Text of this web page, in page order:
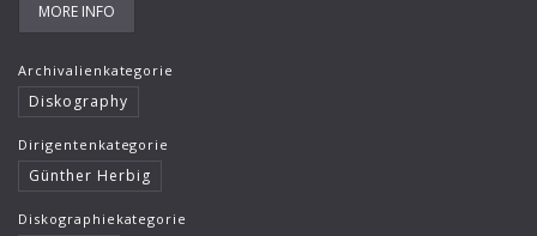
MORE INFO
Archivalienkategorie
Diskography
Dirigentenkategorie
Günther Herbig
Diskographiekategorie